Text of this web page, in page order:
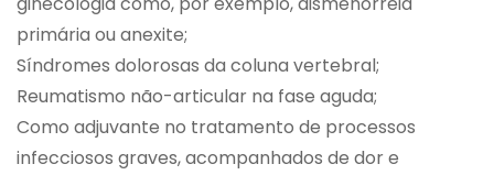
primária ou anexite;
Síndromes dolorosas da coluna vertebral;
Reumatismo não-articular na fase aguda;
Como adjuvante no tratamento de processos
infecciosos graves, acompanhados de dor e